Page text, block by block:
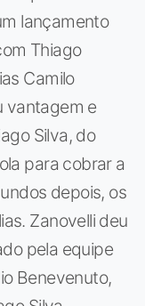
lançamento
Thiago
Camilo
vantagem e
Silva, do
para cobrar a
depois, os
Zanovelli deu
pela equipe
Benevenuto,